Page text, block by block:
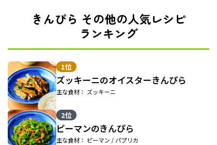
きんぴら その他の人気レシピ
ランキング
1位
ズッキーニのオイスターきんぴら
主な食材： ズッキーニ
2位
ピーマンのきんぴら
主な食材： ピーマン / パプリカ